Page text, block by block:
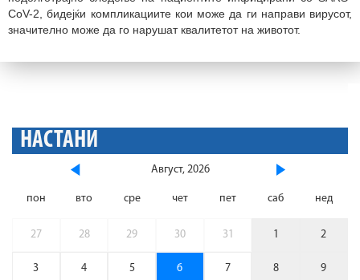
CoV-2, бидејќи компликациите кои може да ги направи вирусот,
значително може да го нарушат квалитетот на животот.
НАСТАНИ
Август, 2026
пон вто сре чет пет саб нед
27 28 29 30 31 1 2
3 4 5 6 7 8 9